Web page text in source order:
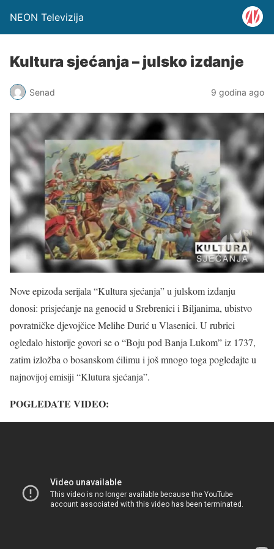
NEON Televizija
Kultura sjećanja – julsko izdanje
Senad 9 godina ago
Nove epizoda serijala “Kultura sjećanja” u julskom izdanju
donosi: prisjećanje na genocid u Srebrenici i Biljanima, ubistvo
povratničke djevojčice Melihe Durić u Vlasenici. U rubrici
ogledalo historije govori se o “Boju pod Banja Lukom” iz 1737,
zatim izložba o bosanskom ćilimu i još mnogo toga pogledajte u
najnovijoj emisiji “Klutura sjećanja”.
POGLEDATE VIDEO: